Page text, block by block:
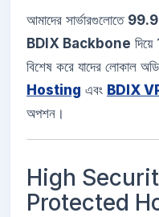
আমাদের সার্ভারগুলোতে
BDIX Backbone
বিশেষ করে যাদের লোকাল
Hosting এবং BDIX
অপশন।
High
Protected